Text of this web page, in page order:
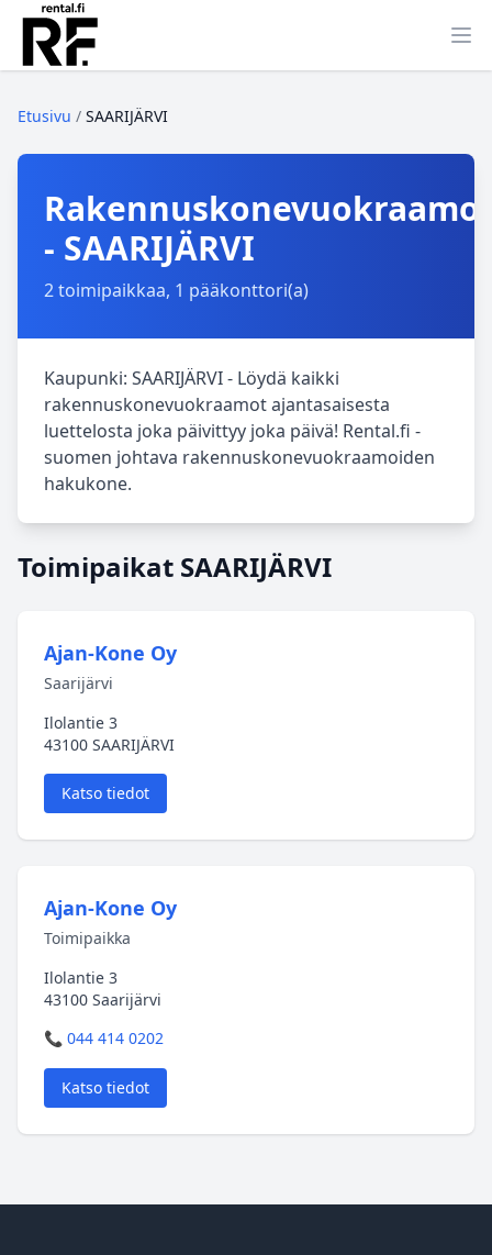
Etusivu / SAARIJÄRVI
- SAARIJÄRVI
2 toimipaikkaa, 1 pääkonttori(a)
Kaupunki: SAARIJÄRVI - Löydä kaikki
rakennuskonevuokraamot ajantasaisesta
luettelosta joka päivittyy joka päivä! Rental.fi -
suomen johtava rakennuskonevuokraamoiden
hakukone.
Toimipaikat SAARIJÄRVI
Ajan-Kone Oy
Saarijärvi
Ilolantie 3
43100 SAARIJÄRVI
Katso tiedot
Ajan-Kone Oy
Toimipaikka
Ilolantie 3
43100 Saarijärvi
📞 044 414 0202
Katso tiedot